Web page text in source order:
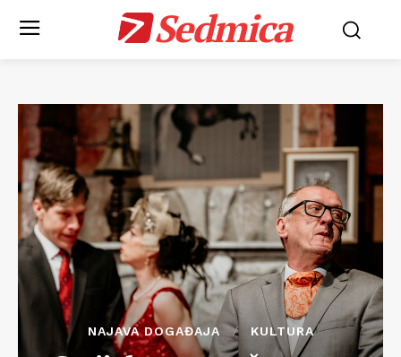
Sedmica
NAJAVA DOGAĐAJA KULTURA